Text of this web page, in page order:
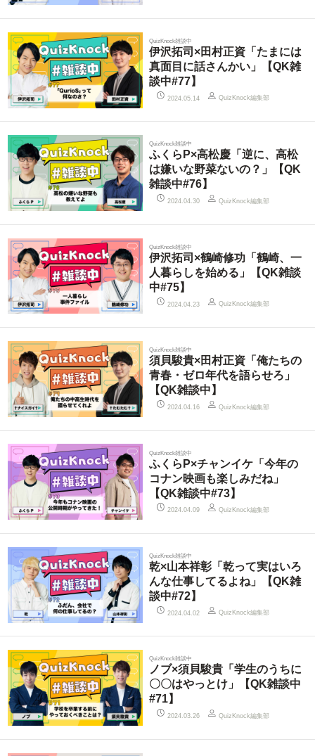
QuizKnock雑談中
伊沢拓司×田村正資「たまには
真面目に話さんかい」【QK雑
談中#77】
2024.05.14 QuizKnock編集部
QuizKnock雑談中
ふくらP×高松慶「逆に、高松
は嫌いな野菜ないの？」【QK
雑談中#76】
2024.04.30 QuizKnock編集部
QuizKnock雑談中
伊沢拓司×鶴崎修功「鶴崎、一
人暮らしを始める」【QK雑談
中#75】
2024.04.23 QuizKnock編集部
QuizKnock雑談中
須貝駿貴×田村正資「俺たちの
青春・ゼロ年代を語らせろ」
【QK雑談中】
2024.04.16 QuizKnock編集部
QuizKnock雑談中
ふくらP×チャンイケ「今年の
コナン映画も楽しみだね」
【QK雑談中#73】
2024.04.09 QuizKnock編集部
QuizKnock雑談中
乾×山本祥彰「乾って実はいろ
んな仕事してるよね」【QK雑
談中#72】
2024.04.02 QuizKnock編集部
QuizKnock雑談中
ノブ×須貝駿貴「学生のうちに
〇〇はやっとけ」【QK雑談中
#71】
2024.03.26 QuizKnock編集部